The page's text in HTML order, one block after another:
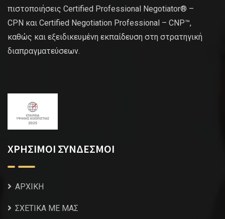
πιστοποιήσεις Certified Professional Negotiator® –
CPN και Certified Negotiation Professional – CNP™,
καθώς και εξειδικευμένη εκπαίδευση στη στρατηγική
διαπραγματεύσεων.
ΧΡΗΣΙΜΟΙ ΣΥΝΔΕΣΜΟΙ
ΑΡΧΙΚΗ
ΣΧΕΤΙΚΑ ΜΕ ΜΑΣ